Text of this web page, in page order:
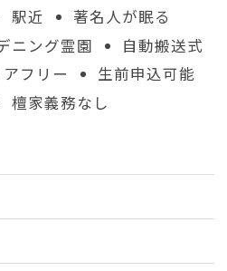
駅近
著名人が眠る
ニング霊園
自動搬送式
フリー
生前申込可能
檀家義務なし